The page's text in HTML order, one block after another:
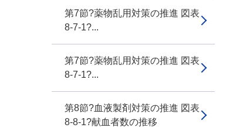
第7節?薬物乱用対策の推進 図表
8-7-1?...
第7節?薬物乱用対策の推進 図表
8-7-1?...
第8節?血液製剤対策の推進 図表
8-8-1?献血者数の推移